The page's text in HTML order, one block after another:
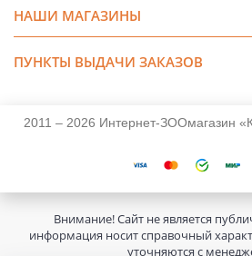
НАШИ МАГАЗИНЫ
ПУНКТЫ ВЫДАЧИ ЗАКАЗОВ
2011 – 2026 Интернет-ЗООмагазин
Внимание! Сайт не является
информация носит справочный
уточняются с